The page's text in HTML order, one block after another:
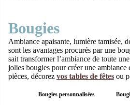
Bougies
Ambiance apaisante, lumière tamisée,
sont les avantages procurés par une
sait transformer l’ambiance de toute
jolies bougies pour créer une ambiance
pièces, décorez vos tables de fêtesou
Bougies personnalisées